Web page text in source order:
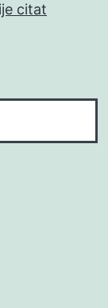
citat